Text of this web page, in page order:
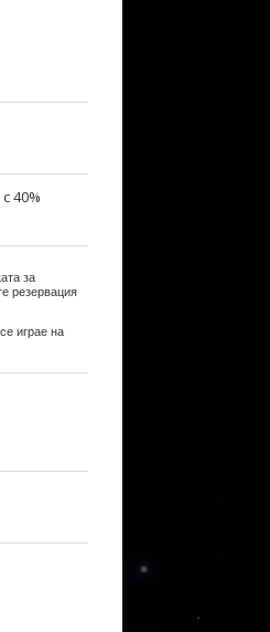
40%
за
резервация
играе на